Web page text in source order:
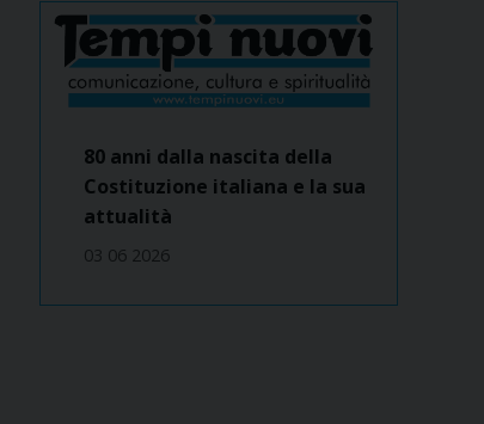
80 anni dalla nascita della
Costituzione italiana e la sua
attualità
03 06 2026